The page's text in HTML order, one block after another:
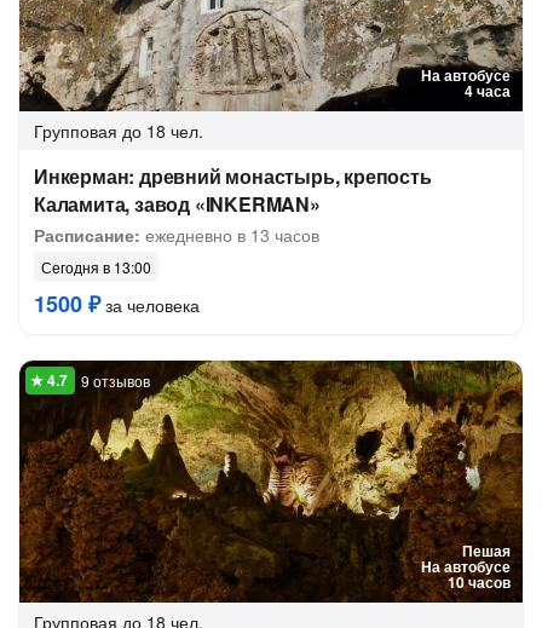
На автобусе
4 часа
Групповая до 18 чел.
Инкерман: древний монастырь, крепость
Каламита, завод «INKERMAN»
Расписание: ежедневно в 13 часов
Сегодня в 13:00
1500 ₽за человека
Пешая
На автобусе
10 часов
9 отзывов
Групповая до 18 чел.